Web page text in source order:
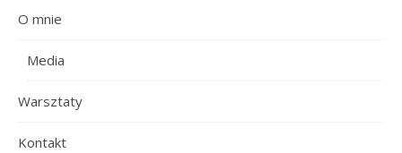
O mnie
Media
Warsztaty
Kontakt